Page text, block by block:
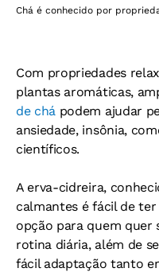
Chá é conhecido por
Com propriedades
plantas aromáticas,
de chá podem ajudar
ansiedade, insônia,
científicos.
A erva-cidreira,
calmantes é fácil de
opção para quem quer
rotina diária, além de
fácil adaptação tanto